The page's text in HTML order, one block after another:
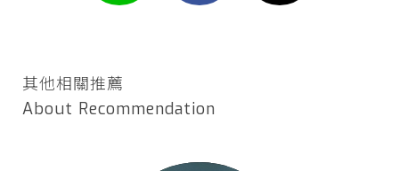
其他相關推薦
About Recommendation